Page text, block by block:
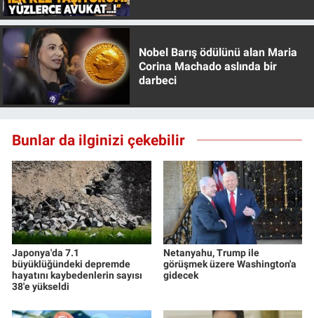
Nobel Barış ödülünü alan Maria
Corina Machado aslında bir
darbeci
Bunlar da ilginizi çekebilir
Japonya'da 7.1
büyüklüğündeki depremde
hayatını kaybedenlerin sayısı
38'e yükseldi
Netanyahu, Trump ile
görüşmek üzere Washington'a
gidecek
Yerel Yaşam
Canlı Yayın